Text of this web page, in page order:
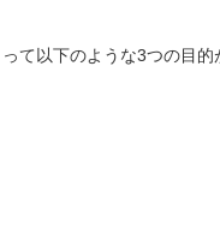
て以下のような3つの目的